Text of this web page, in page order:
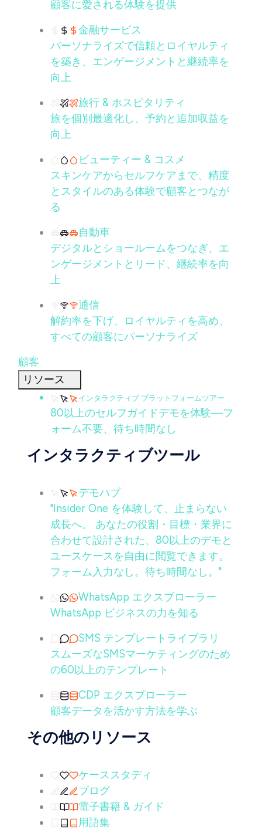
顧客に愛される体験を提供
金融サービス
パーソナライズで信頼とロイヤルティ
を築き、エンゲージメントと継続率を
向上
旅行 & ホスピタリティ
旅を個別最適化し、予約と追加収益を
向上
ビューティー & コスメ
スキンケアからセルフケアまで、精度
とスタイルのある体験で顧客とつなが
る
自動車
デジタルとショールームをつなぎ、エ
ンゲージメントとリード、継続率を向
上
通信
解約率を下げ、ロイヤルティを高め、
すべての顧客にパーソナライズ
顧客
リソース
インタラクティブ プラットフォームツアー
80以上のセルフガイドデモを体験—フ
ォーム不要、待ち時間なし
インタラクティブツール
デモハブ
"Insider One を体験して、止まらない
成長へ。 あなたの役割・目標・業界に
合わせて設計された、80以上のデモと
ユースケースを自由に閲覧できます。
フォーム入力なし。待ち時間なし。"
WhatsApp エクスプローラー
WhatsApp ビジネスの力を知る
SMS テンプレートライブラリ
スムーズなSMSマーケティングのため
の60以上のテンプレート
CDP エクスプローラー
顧客データを活かす方法を学ぶ
その他のリソース
ケーススタディ
ブログ
電子書籍 & ガイド
用語集